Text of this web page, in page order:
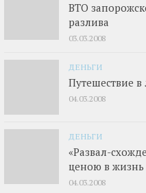
ВТО
разлива
03.03.2008
ДЕНЬГИ
Путешествие в
04.03.2008
ДЕНЬГИ
«Развал-
ценою в жизнь
04.03.2008